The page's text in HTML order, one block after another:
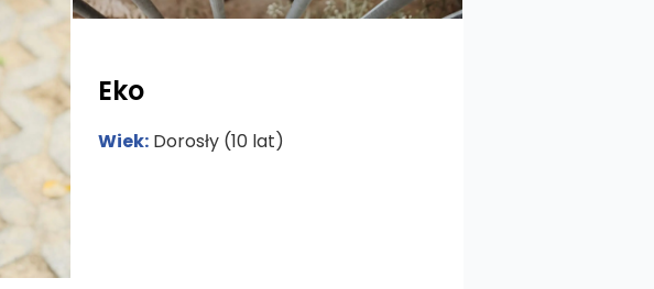
Eko
Wiek:Dorosły (10 lat)